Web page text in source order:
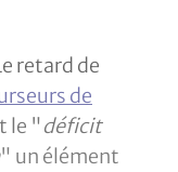
retard de
de
le "déficit
" un élément